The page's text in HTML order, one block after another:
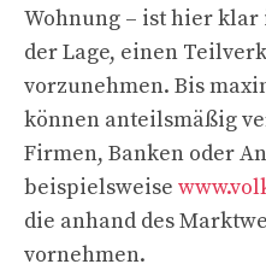
Wohnung – ist hier
der Lage, einen
vorzunehmen. Bis
können anteilsmäßig
Firmen, Banken oder
beispielsweise
die anhand des
vornehmen.